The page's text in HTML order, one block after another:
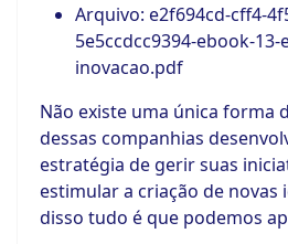
Arquivo: e2f694cd-cff4-
5e5ccdcc9394-ebook-
inovacao.pdf
Não existe uma única forma
dessas companhias
estratégia de gerir suas
estimular a criação de novas
disso tudo é que podemos